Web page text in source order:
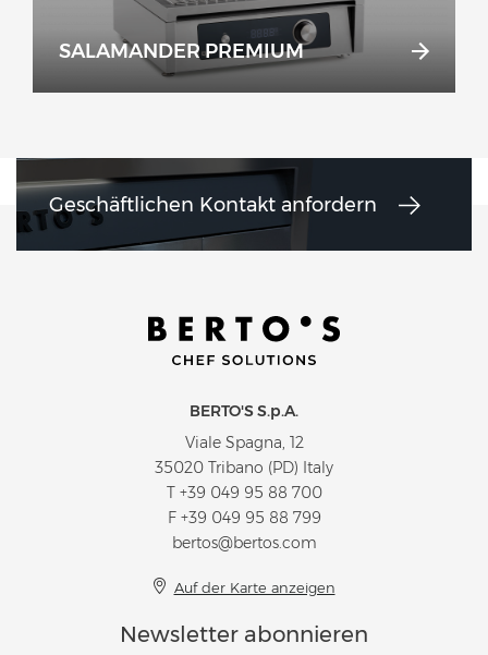
SALAMANDER PREMIUM
Geschäftlichen Kontakt anfordern
BERTO'S S.p.A.
Viale Spagna, 12
35020 Tribano (PD) Italy
T +39 049 95 88 700
F +39 049 95 88 799
bertos@bertos.com
Auf der Karte anzeigen
Newsletter abonnieren